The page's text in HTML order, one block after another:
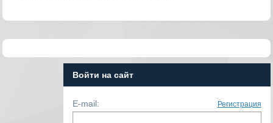
Войти на сайт
E-mail: Регистрация